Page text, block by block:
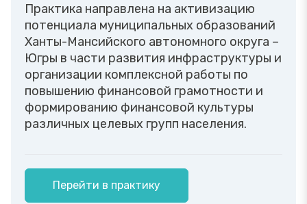
Практика направлена на активизацию
потенциала муниципальных образований
Ханты-Мансийского автономного округа –
Югры в части развития инфраструктуры и
организации комплексной работы по
повышению финансовой грамотности и
формированию финансовой культуры
различных целевых групп населения.
Перейти в практику